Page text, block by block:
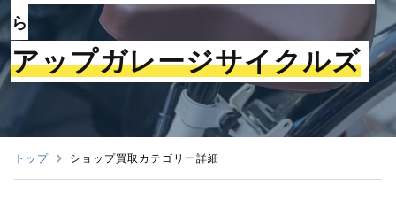
ら
アップガレージサイクルズ
トップ ショップ買取カテゴリー詳細